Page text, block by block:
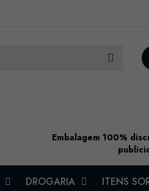
Embalagem 100%
DROGARIA ITENS